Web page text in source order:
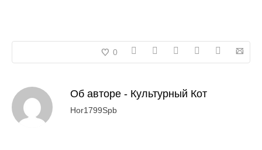
0
Об авторе - Культурный Кот
Hor1799Spb